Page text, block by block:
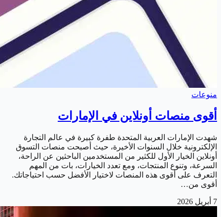
منوعات
أقوى منصات أونلاين في الإمارات
شهدت الإمارات العربية المتحدة طفرة كبيرة في عالم التجارة
الإلكترونية خلال السنوات الأخيرة، حيث أصبحت منصات التسوق
أونلاين الخيار الأول للكثير من المستخدمين الباحثين عن الراحة،
السرعة، وتنوع المنتجات، ومع تعدد الخيارات، بات من المهم
التعرف على أقوى هذه المنصات لاختيار الأفضل حسب احتياجاتك.
أقوى من…
7 أبريل 2026